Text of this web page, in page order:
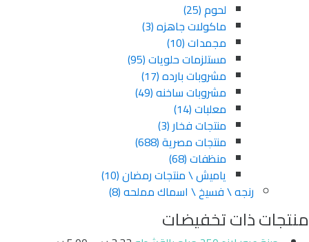
لحوم(25)
ماكولات جاهزه(3)
مجمدات(10)
مستلزمات حلويات(95)
مشروبات بارده(17)
مشروبات ساخنه(49)
معلبات(14)
منتجات فخار(3)
منتجات مصرية(688)
منظفات(68)
ياميش \ منتجات رمضان(10)
رنجه \ فسيخ \ اسماك مملحه(8)
منتجات ذات تخفيضات